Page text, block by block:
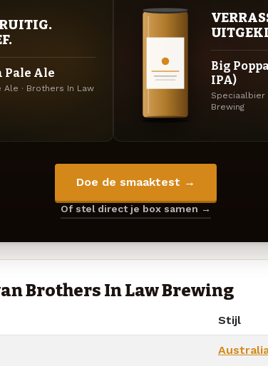
Ale
Ale · Brothers In Law
Big
IPA)
Speciaalbier
Brewing
Doe de smaaktest →
Of stel direct je box samen →
Brothers In Law Brewing
Stijl